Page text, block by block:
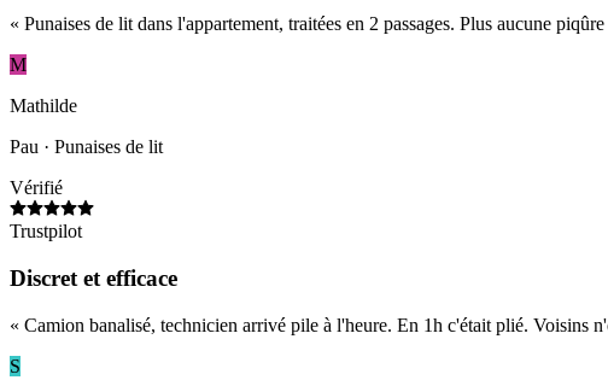
« Punaises de lit dans l'appartement, traitées en 2 passages. Plus aucune
M
Mathilde
Pau · Punaises de lit
Vérifié
Trustpilot
Discret et efficace
« Camion banalisé, technicien arrivé pile à l'heure. En 1h c'était plié. Voisins
S